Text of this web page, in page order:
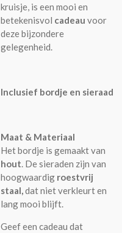
kruisje, is een mooi en
betekenisvol cadeau voor
deze bijzondere
gelegenheid.
Inclusief bordje en sieraad
Maat & Materiaal
Het bordje is gemaakt van
hout. De sieraden zijn van
hoogwaardig roestvrij
staal,dat niet verkleurt en
lang mooi blijft.
Geef een cadeau dat